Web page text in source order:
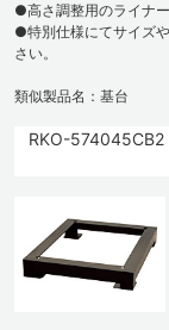
●高さ調整用のライナ
●特別仕様にてサイズ
さい。
類似製品名：基台
RKO-574045CB2